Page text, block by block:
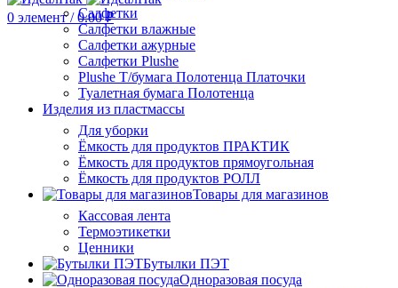
0 элемент / 0.00₽
Салфетки
Салфетки влажные
Салфетки ажурные
Салфетки Plushe
Plushe Т/бумага Полотенца Платочки
Туалетная бумага Полотенца
Изделия из пластмассы
Для уборки
Ёмкость для продуктов ПРАКТИК
Ёмкость для продуктов прямоугольная
Ёмкость для продуктов РОЛЛ
Товары для магазинов
Кассовая лента
Термоэтикетки
Ценники
Бутылки ПЭТ
Одноразовая посуда